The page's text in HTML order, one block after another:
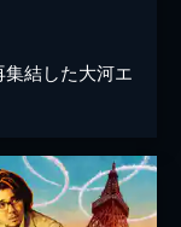
集結した大河エ